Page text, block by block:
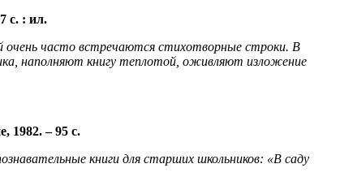
с. : ил.
очень часто встречаются стихотворные строки. В
наполняют книгу теплотой, оживляют изложение
, 1982. – 95 с.
книги для старших школьников: «В саду